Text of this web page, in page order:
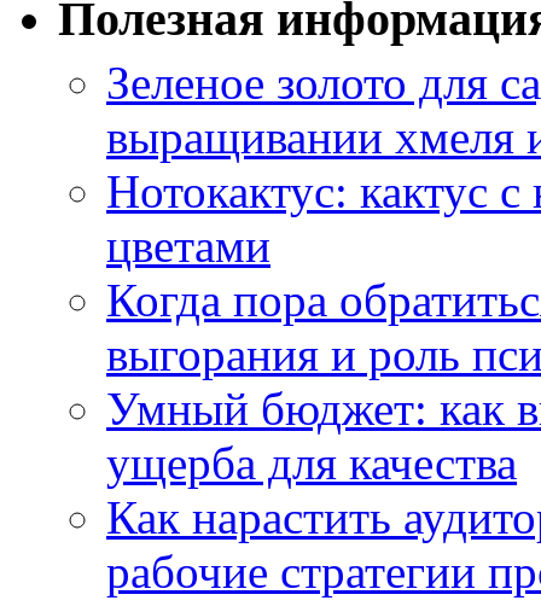
Полезная
Зеленое золото для
выращивании хмеля
Нотокактус: кактус
цветами
Когда пора
выгорания и роль
Умный бюджет: как
ущерба для качества
Как нарастить
рабочие стратегии